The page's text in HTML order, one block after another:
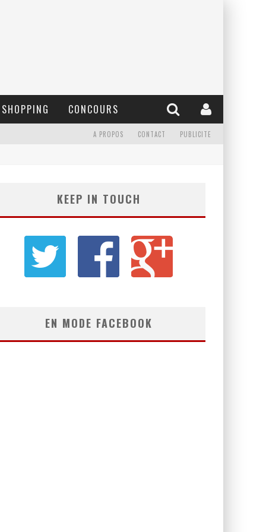
SHOPPING CONCOURS
A PROPOS CONTACT PUBLICITE
KEEP IN TOUCH
EN MODE FACEBOOK